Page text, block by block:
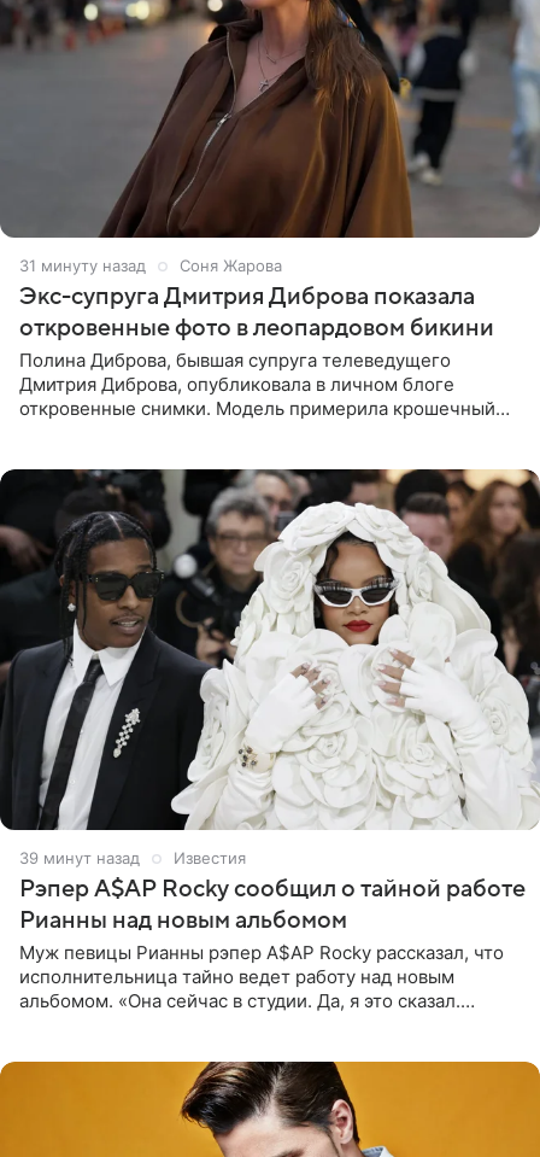
31 минуту назад Соня Жарова
Экс-супруга Дмитрия Диброва показала
откровенные фото в леопардовом бикини
Полина Диброва, бывшая супруга телеведущего
Дмитрия Диброва, опубликовала в личном блоге
откровенные снимки. Модель примерила крошечный
39 минут назад Известия
Рэпер A$AP Rocky сообщил о тайной работе
Рианны над новым альбомом
Муж певицы Рианны рэпер A$AP Rocky рассказал, что
исполнительница тайно ведет работу над новым
альбомом. «Она сейчас в студии. Да, я это сказал.